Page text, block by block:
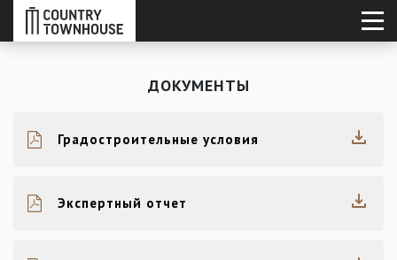
ДОКУМЕНТЫ
Градостроительные условия
Экспертный отчет